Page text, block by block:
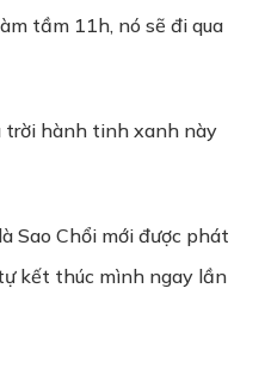
tầm 11h, nó sẽ đi qua
trời hành tinh xanh này
Sao Chổi mới được phát
kết thúc mình ngay lần